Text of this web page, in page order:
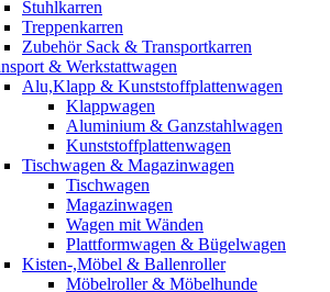
Stuhlkarren
Treppenkarren
Zubehör Sack & Transportkarren
& Werkstattwagen
Alu,Klapp & Kunststoffplattenwagen
Klappwagen
Aluminium & Ganzstahlwagen
Kunststoffplattenwagen
Tischwagen & Magazinwagen
Tischwagen
Magazinwagen
Wagen mit Wänden
Plattformwagen & Bügelwagen
Kisten-,Möbel & Ballenroller
Möbelroller & Möbelhunde